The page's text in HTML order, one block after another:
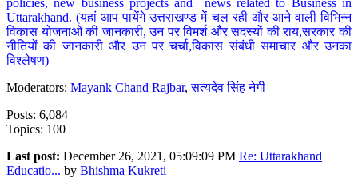
policies, new business projects and news related to Business in
Uttarakhand. (यहां आप पायेंगे उत्तराखण्ड में चल रही और आने वाली विभिन्न
विकास योजनाओं की जानकारी, उन पर विमर्श और सदस्यों की राय,सरकार की
नीतियों की जानकारी और उन पर चर्चा,विकास संबंधी समाचार और उनका
विश्लेषण)
Moderators: Mayank Chand Rajbar,सत्यदेव सिंह नेगी
Posts: 6,084
Topics: 100
Last post: December 26, 2021, 05:09:09 PM Re: Uttarakhand
Educatio... by Bhishma Kukreti